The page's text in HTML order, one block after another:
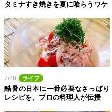
タミナすき焼きを夏に喰らうワケ
7/20 ライフ
酷暑の日本に一番必要なさっぱり
レシピを、プロの料理人が伝授